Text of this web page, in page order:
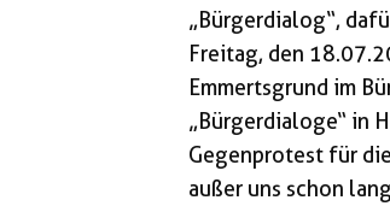
„Bürgerdialog“,
Freitag, den
Emmertsgrund im
„Bürgerdialoge“ in
Gegenprotest für
außer uns schon